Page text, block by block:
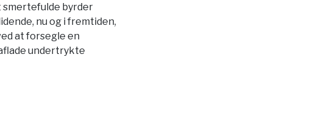
smertefulde byrder
nu og i fremtiden,
at forsegle en
undertrykte